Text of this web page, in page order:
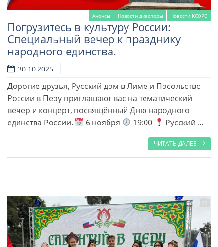
Анонсы Новости диаспоры Новости КСОРС
Читать далее
Погрузитесь в культуру России:
Специальный вечер к празднику
народного единства.
30.10.2025
Дорогие друзья, Русский дом в Лиме и Посольство
России в Перу приглашают вас на тематический
вечер и концерт, посвящённый Дню народного
единства России.
6 ноября 19:00 Русский …
ЧИТАТЬ ДАЛЕЕ